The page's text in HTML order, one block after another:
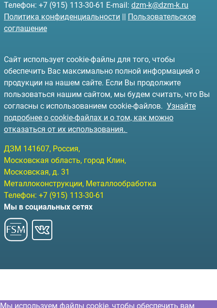
Телефон: +7 (915) 113-30-61 E-mail: dzm-k@dzm-k.ru
Политика конфиденциальности || Пользовательское
соглашение
Сайт использует cookie-файлы для того, чтобы
обеспечить Вас максимально полной информацией о
продукции на нашем сайте. Если Вы продолжите
пользоваться нашим сайтом, мы будем считать, что Вы
согласны с использованием cookie-файлов. Узнайте
подробнее о cookie-файлах и о том, как можно
отказаться от их использования.
ДЗМ 141607, Россия,
Московская область, город Клин,
Московская, д. 31
Металлоконструкции, Металлообработка
Телефон: +7 (915) 113-30-61
Мы в социальных сетях
Мы используем файлы cookie, чтобы обеспечить вам